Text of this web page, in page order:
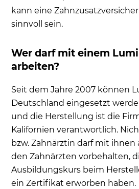
kann eine
sinnvoll sein.
Wer darf mit einem
arbeiten?
Seit dem Jahre 2007 können
Deutschland eingesetzt
und die Herstellung ist die
Kalifornien verantwortlich.
bzw. Zahnärztin darf mit ihnen
den Zahnärzten vorbehalten,
Ausbildungskurs beim
ein Zertifikat erworben haben.